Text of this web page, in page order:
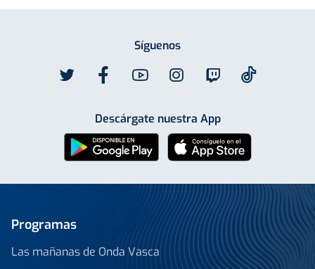
Síguenos
Descárgate nuestra App
Programas
Las mañanas de Onda Vasca